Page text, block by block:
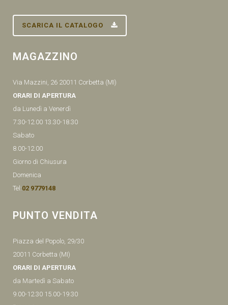
SCARICA IL CATALOGO
MAGAZZINO
Via Mazzini, 26 20011 Corbetta (MI)
ORARI DI APERTURA
da Lunedì a Venerdì
7.30-12.00 13.30-18.30
Sabato
8.00-12.00
Giorno di Chiusura
Domenica
Tel:02 9779148
PUNTO VENDITA
Piazza del Popolo, 29/30
20011 Corbetta (MI)
ORARI DI APERTURA
da Martedì a Sabato
9.00-12.30 15.00-19.30